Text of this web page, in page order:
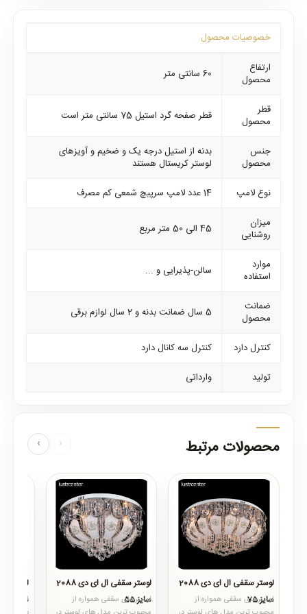
خصوصیات محصول
ارتفاع
محصول
60 سانتی متر
قطر
محصول
قطر صفحه گرد استیل 75 سانتی متر است
جنس
محصول
بدنه از استیل درجه یک و ضخیم و آویزهای
لوستر کریستال هستند
نوع لامپ
14 عدد لامپ سرپیچ شمعی کم مصرف
میزان
روشنایی
45 الی 50 متر مربع
موارد
استفاده
سالن-پذیرایی و ...
ضمانت
محصول
5 سال ضمانت بدنه و 2 سال لوازم برقی
کنترل دارد
کنترل سه کانال دارد
تولید
وارداتی
محصولات مرتبط ‹
›
لوستر سقفی ال ای دی 2088
سایز 75
لوسترهای سقفی همواره از
لوستر سقفی ال ای دی 2088
سایز 55
لوسترهای سقفی همواره از
سایز 35